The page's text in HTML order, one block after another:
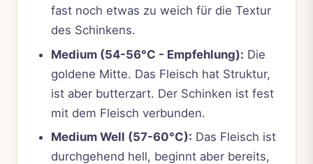
fast noch etwas zu weich für die Textur
des Schinkens.
Medium (54-56°C - Empfehlung): Die
goldene Mitte. Das Fleisch hat Struktur,
ist aber butterzart. Der Schinken ist fest
mit dem Fleisch verbunden.
Medium Well (57-60°C): Das Fleisch ist
durchgehend hell, beginnt aber bereits,